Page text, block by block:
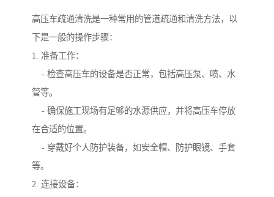
高压车疏通清洗是一种常用的管道疏通和清洗方法，以
下是一般的操作步骤：
1. 准备工作：
- 检查高压车的设备是否正常，包括高压泵、喷、水
管等。
- 确保施工现场有足够的水源供应，并将高压车停放
在合适的位置。
- 穿戴好个人防护装备，如安全帽、防护眼镜、手套
等。
2. 连接设备：